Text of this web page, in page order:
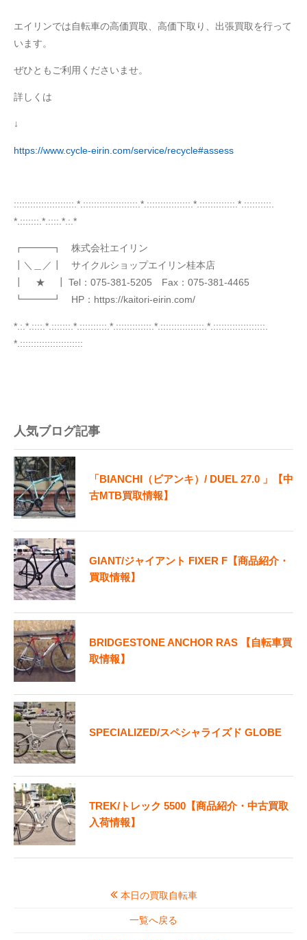
エイリンでは自転車の高価買取、高価下取り、出張買取を行って
います。
ぜひともご利用くださいませ。
詳しくは
↓
https://www.cycle-eirin.com/service/recycle#assess
::::::::::::::::::::::.*.::::::::::::::::::::.*.::::::::::::::::.*.:::::::::::::.*.::::::::::.
*.:::::::.*.::::.*.:.*
┏━━━┓ 株式会社エイリン
┃＼＿／┃ サイクルショップエイリン桂本店
┃ ★ ┃ Tel：075-381-5205 Fax：075-381-4465
┗━━━┛ HP：https://kaitori-eirin.com/
*.:.*.::::.*.:::::::.*.::::::::::.*.:::::::::::::.*.::::::::::::::::.*.:::::::::::::::::::.
*.:::::::::::::::::::::::
人気ブログ記事
「BIANCHI（ビアンキ）/ DUEL 27.0 」【中
古MTB買取情報】
GIANT/ジャイアント FIXER F【商品紹介・
買取情報】
BRIDGESTONE ANCHOR RAS 【自転車買
取情報】
SPECIALIZED/スペシャライズド GLOBE
TREK/トレック 5500【商品紹介・中古買取
入荷情報】
本日の買取自転車
一覧へ戻る